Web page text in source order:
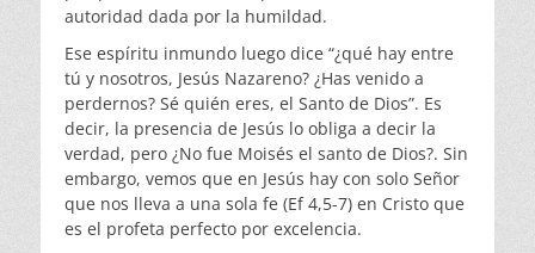
autoridad dada por la humildad.
Ese espíritu inmundo luego dice “¿qué hay entre
tú y nosotros, Jesús Nazareno? ¿Has venido a
perdernos? Sé quién eres, el Santo de Dios”. Es
decir, la presencia de Jesús lo obliga a decir la
verdad, pero ¿No fue Moisés el santo de Dios?. Sin
embargo, vemos que en Jesús hay con solo Señor
que nos lleva a una sola fe (Ef 4,5-7) en Cristo que
es el profeta perfecto por excelencia.